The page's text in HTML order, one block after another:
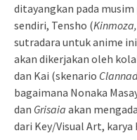
ditayangkan pada musim
sendiri, Tensho (
sutradara untuk anime
akan dikerjakan oleh
dan Kai (skenario
bagaimana Nonaka
dan Grisaia akan
dari Key/Visual Art, karya